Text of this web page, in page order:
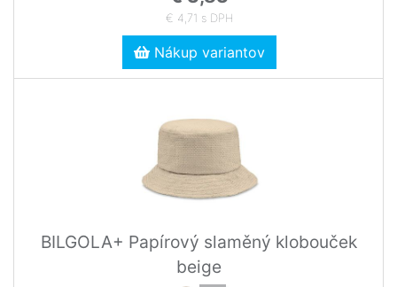
€ 4,71 s DPH
Nákup variantov
BILGOLA+ Papírový slaměný klobouček
beige